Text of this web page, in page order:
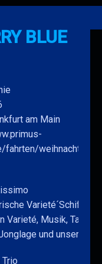
BLUE
am Main
fahrten/
Varieté´Schiff
Varieté, Musik, Tanz,
und unsere